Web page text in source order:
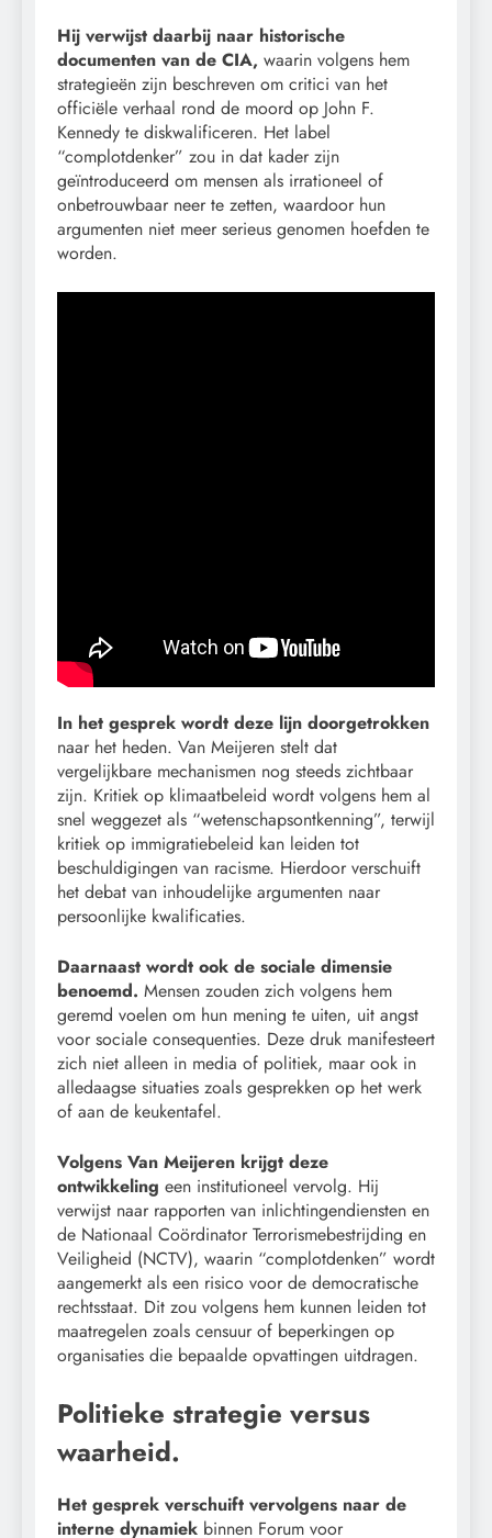
Hij verwijst daarbij naar historische
documenten van de CIA, waarin volgens hem
strategieën zijn beschreven om critici van het
officiële verhaal rond de moord op John F.
Kennedy te diskwalificeren. Het label
“complotdenker” zou in dat kader zijn
geïntroduceerd om mensen als irrationeel of
onbetrouwbaar neer te zetten, waardoor hun
argumenten niet meer serieus genomen hoefden te
worden.
In het gesprek wordt deze lijn doorgetrokken
naar het heden. Van Meijeren stelt dat
vergelijkbare mechanismen nog steeds zichtbaar
zijn. Kritiek op klimaatbeleid wordt volgens hem al
snel weggezet als “wetenschapsontkenning”, terwijl
kritiek op immigratiebeleid kan leiden tot
beschuldigingen van racisme. Hierdoor verschuift
het debat van inhoudelijke argumenten naar
persoonlijke kwalificaties.
Daarnaast wordt ook de sociale dimensie
benoemd. Mensen zouden zich volgens hem
geremd voelen om hun mening te uiten, uit angst
voor sociale consequenties. Deze druk manifesteert
zich niet alleen in media of politiek, maar ook in
alledaagse situaties zoals gesprekken op het werk
of aan de keukentafel.
Volgens Van Meijeren krijgt deze
ontwikkeling een institutioneel vervolg. Hij
verwijst naar rapporten van inlichtingendiensten en
de Nationaal Coördinator Terrorismebestrijding en
Veiligheid (NCTV), waarin “complotdenken” wordt
aangemerkt als een risico voor de democratische
rechtsstaat. Dit zou volgens hem kunnen leiden tot
maatregelen zoals censuur of beperkingen op
organisaties die bepaalde opvattingen uitdragen.
Politieke strategie versus
waarheid.
Het gesprek verschuift vervolgens naar de
interne dynamiek binnen Forum voor